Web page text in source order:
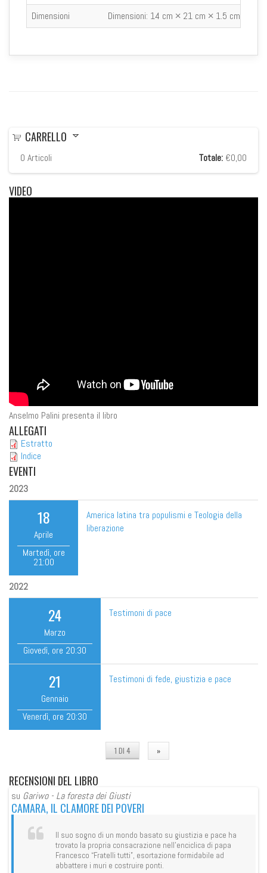
Dimensioni Dimensioni: 14 cm × 21 cm × 1.5 cm
CARRELLO
0 Articoli Totale: €0,00
VIDEO
Anselmo Palini presenta il libro
ALLEGATI
Estratto
Indice
EVENTI
2023
18
Aprile
Martedì, ore
21:00
America latina tra populismi e Teologia della
liberazione
2022
24
Marzo
Giovedì, ore 20:30
Testimoni di pace
21
Gennaio
Venerdì, ore 20:30
Testimoni di fede, giustizia e pace
1 DI 4 »
RECENSIONI DEL LIBRO
su Gariwo - La foresta dei Giusti
CAMARA, IL CLAMORE DEI POVERI
Il suo sogno di un mondo basato su giustizia e pace ha
trovato la propria consacrazione nell’enciclica di papa
Francesco “Fratelli tutti”, esortazione formidabile ad
abbattere i muri e costruire ponti.